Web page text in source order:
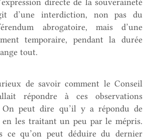
d’une interdiction, non pas du
abrogatoire, mais d’une
temporaire, pendant la durée
tout.
de savoir comment le Conseil
répondre à ces observations
On peut dire qu’il y a répondu de
les traitant un peu par le mépris.
ce qu’on peut déduire du dernier